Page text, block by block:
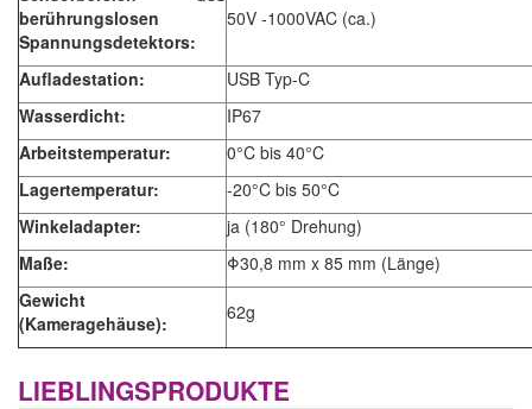
berührungslosen
Spannungsdetektors:
50V -1000VAC (ca.)
Aufladestation:
USB Typ-C
Wasserdicht:
IP67
Arbeitstemperatur:
0°C bis 40°C
Lagertemperatur:
-20°C bis 50°C
Winkeladapter:
ja (180° Drehung)
Maße:
Φ30,8 mm x 85 mm (Länge)
Gewicht
(Kameragehäuse):
62g
LIEBLINGSPRODUKTE